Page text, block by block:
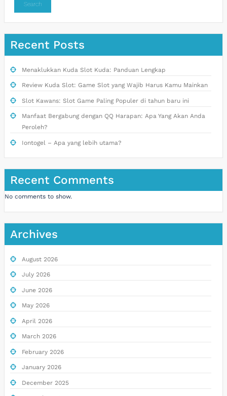
Search
Recent Posts
Menaklukkan Kuda Slot Kuda: Panduan Lengkap
Review Kuda Slot: Game Slot yang Wajib Harus Kamu Mainkan
Slot Kawans: Slot Game Paling Populer di tahun baru ini
Manfaat Bergabung dengan QQ Harapan: Apa Yang Akan Anda
Peroleh?
Iontogel – Apa yang lebih utama?
Recent Comments
No comments to show.
Archives
August 2026
July 2026
June 2026
May 2026
April 2026
March 2026
February 2026
January 2026
December 2025